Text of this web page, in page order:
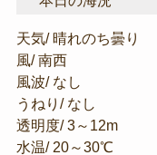
天気/ 晴れのち曇り
風/ 南西
風波/ なし
うねり/ なし
透明度/ 3～12m
水温/ 20～30℃